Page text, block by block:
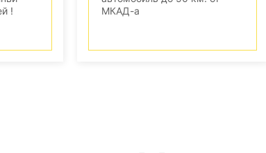
!
МКАД-а